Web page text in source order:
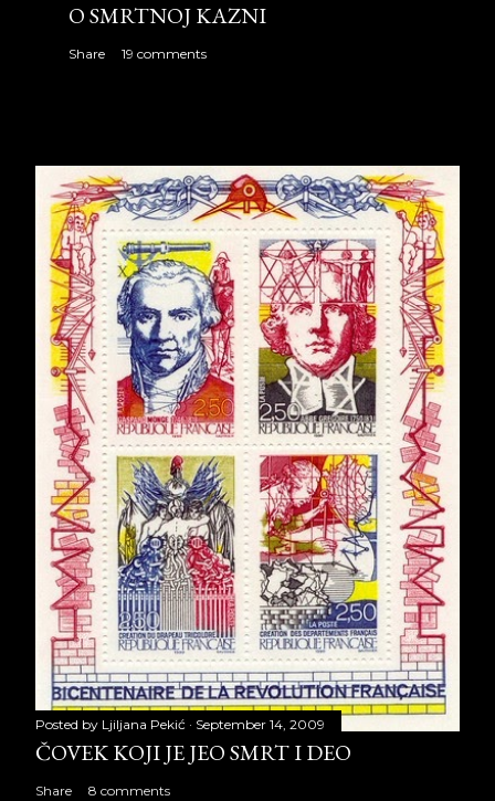
O SMRTNOJ KAZNI
Share 19 comments
Posted by Ljiljana Pekić September 14, 2009
ČOVEK KOJI JE JEO SMRT I DEO
Share 8 comments